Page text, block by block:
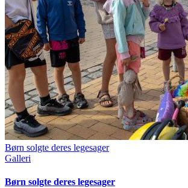
Børn solgte deres legesager
Galleri
Børn solgte deres legesager